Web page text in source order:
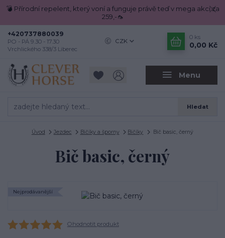
💣 Přírodní repelent, který voní a funguje právě teď v mega akci za
259,-🦟
Menu
CZK
Hledat
+420737880039
PO - PÁ 9.30 - 17.30
Vrchlického 338/3 Liberec
0 ks
0,00 Kč
Úvod Jezdec Bičíky a šporny Bičíky Bič basic, černý
Bič basic, černý
Nejprodávanější
Ohodnotit produkt